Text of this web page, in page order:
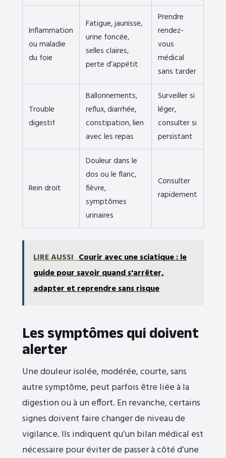
Inflammation
ou maladie
du foie
Fatigue, jaunisse,
urine foncée,
selles claires,
perte d’appétit
Prendre
rendez-
vous
médical
sans tarder
Trouble
digestif
Ballonnements,
reflux, diarrhée,
constipation, lien
avec les repas
Surveiller si
léger,
consulter si
persistant
Rein droit
Douleur dans le
dos ou le flanc,
fièvre,
symptômes
urinaires
Consulter
rapidement
LIRE AUSSI Courir avec une sciatique : le
guide pour savoir quand s'arrêter,
adapter et reprendre sans risque
Les symptômes qui doivent
alerter
Une douleur isolée, modérée, courte, sans
autre symptôme, peut parfois être liée à la
digestion ou à un effort. En revanche, certains
signes doivent faire changer de niveau de
vigilance. Ils indiquent qu’un bilan médical est
nécessaire pour éviter de passer à côté d’une